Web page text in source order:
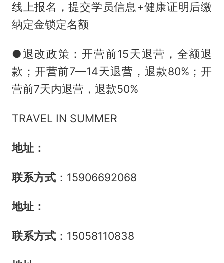
线上报名，提交学员信息+健康证明后缴
纳定金锁定名额
●退改政策：开营前15天退营，全额退
款；开营前7—14天退营，退款80%；开
营前7天内退营，退款50%
TRAVEL IN SUMMER
地址：
联系方式：15906692068
地址：
联系方式：15058110838